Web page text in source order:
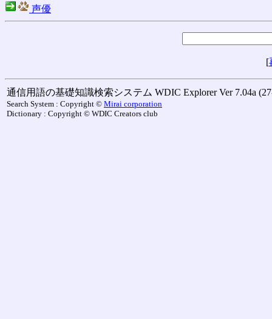
声優
[
通信用語の基礎知識検索システム WDIC Explorer Ver 7.04a
Search System : Copyright © Mirai corporation
Dictionary : Copyright © WDIC Creators club